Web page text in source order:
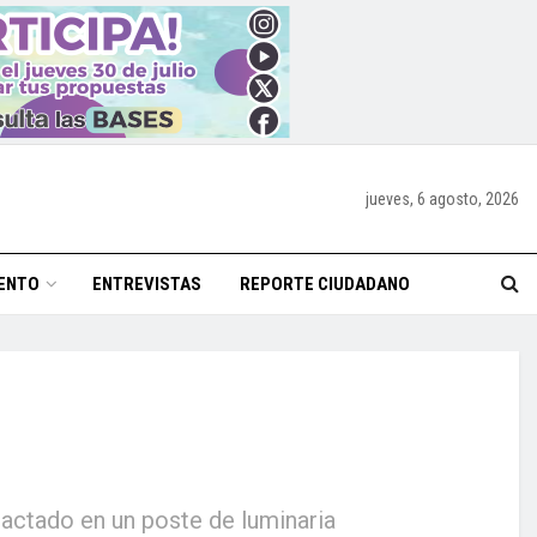
jueves, 6 agosto, 2026
ENTREVISTAS REPORTE CIUDADANO
en un poste de luminaria